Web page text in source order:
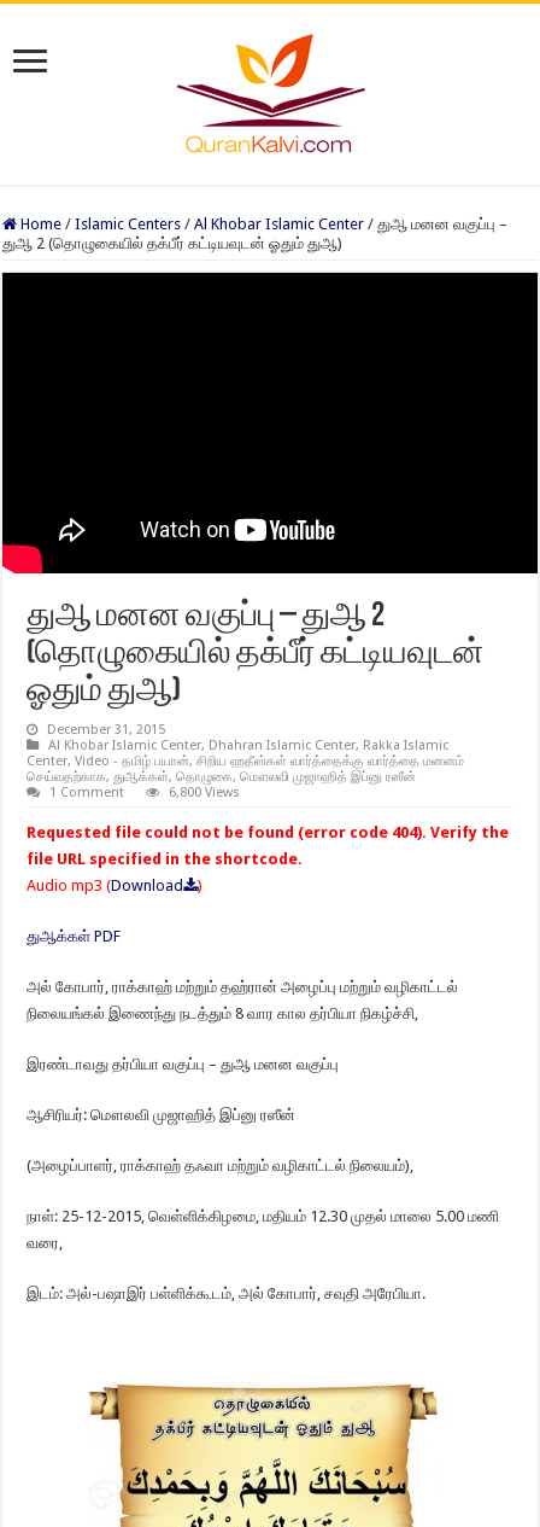
Home / Islamic Centers / Al Khobar Islamic Center / துஆ மனன வகுப்பு –
துஆ 2 (தொழுகையில் தக்பீர் கட்டியவுடன் ஓதும் துஆ)
துஆ மனன வகுப்பு – துஆ 2
(தொழுகையில் தக்பீர் கட்டியவுடன்
ஓதும் துஆ)
December 31, 2015
Al Khobar Islamic Center, Dhahran Islamic Center, Rakka Islamic
Center,Video - தமிழ் பயான்,சிறிய ஹதீஸ்கள் வார்த்தைக்கு வார்த்தை மனனம்
செய்வதற்காக,துஆக்கள்,தொழுகை,மௌலவி முஜாஹித் இப்னு ரஸீன்
1 Comment
6,800 Views
Requested file could not be found (error code 404). Verify the
file URL specified in the shortcode.
Audio mp3 (Download )
துஆக்கள் PDF
அல் கோபார், ராக்காஹ் மற்றும் தஹ்ரான் அழைப்பு மற்றும் வழிகாட்டல்
நிலையங்கல் இணைந்து நடத்தும் 8 வார கால தர்பியா நிகழ்ச்சி,
இரண்டாவது தர்பியா வகுப்பு – துஆ மனன வகுப்பு
ஆசிரியர்: மௌலவி முஜாஹித் இப்னு ரஸீன்
(அழைப்பாளர், ராக்காஹ் தஃவா மற்றும் வழிகாட்டல் நிலையம்),
நாள்: 25-12-2015, வெள்ளிக்கிழமை, மதியம் 12.30 முதல் மாலை 5.00 மணி
வரை,
இடம்: அல்-பஷாஇர் பள்ளிக்கூடம், அல் கோபார், சவுதி அரேபியா.